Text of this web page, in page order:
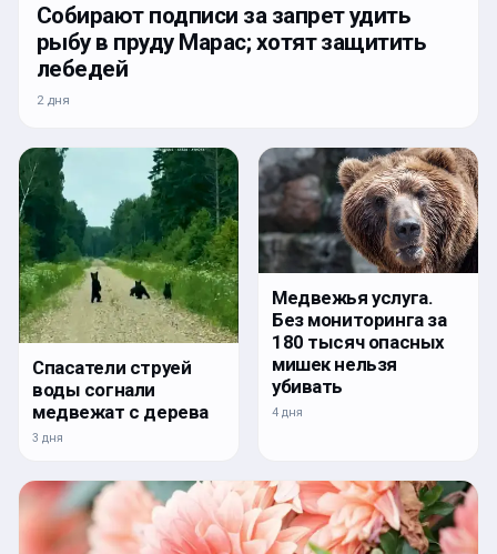
Собирают подписи за запрет удить
рыбу в пруду Марас; хотят защитить
лебедей
2 дня
Спасатели струей
воды согнали
медвежат с дерева
3 дня
Медвежья услуга.
Без мониторинга за
180 тысяч опасных
мишек нельзя
убивать
4 дня